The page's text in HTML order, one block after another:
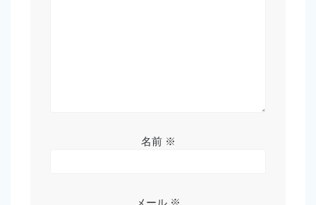
名前 ※
メール ※